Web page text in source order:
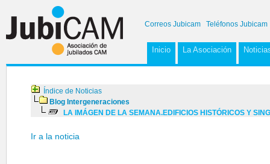
Correos Jubicam Teléfonos Jubicam
Inicio La Asociación
Índice de Noticias
Blog Intergeneraciones
LA IMÁGEN DE LA SEMANA.EDIFICIOS HISTÓRICOS Y
Ir a la noticia